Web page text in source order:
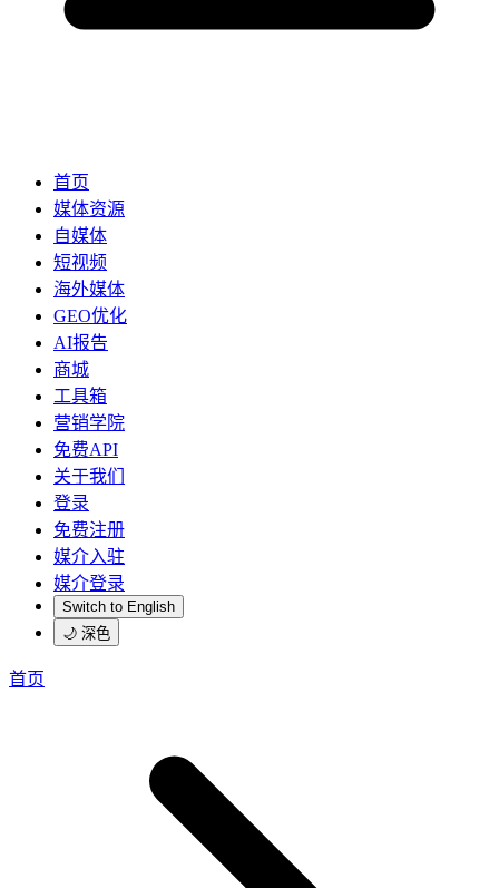
首页
媒体资源
自媒体
短视频
海外媒体
GEO优化
AI报告
商城
工具箱
营销学院
免费API
关于我们
登录
免费注册
媒介入驻
媒介登录
Switch to English
🌙 深色
首页